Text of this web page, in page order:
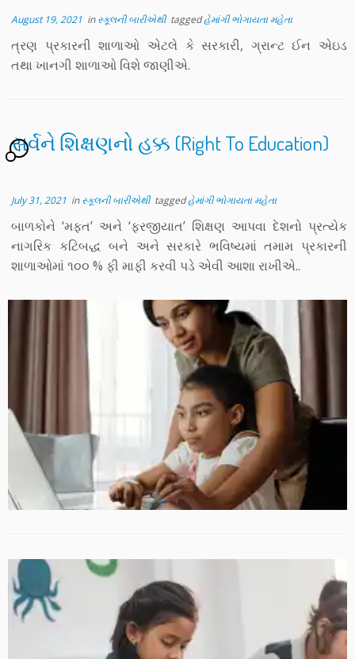
August 19, 2021 inસ્કૂલની બારીએથી taggedહેમાંગી ભોગાયતા મહેતા
ત્રણ પ્રકારની શાળાઓ એટલે કે સરકારી, ગ્રાન્ટ ઈન એઇડ
તથા ખાનગી શાળાઓ વિશે જાણીએ.
સર્વને શિક્ષણનો હક્ક (Right To Education)
1
July 31, 2021 inસ્કૂલની બારીએથી taggedહેમાંગી ભોગાયતા મહેતા
બાળકોને ‘મફત’ અને ‘ફરજીયાત’ શિક્ષણ આપવા દેશનો પ્રત્યેક
નાગરિક કટિબદ્ધ બને અને સરકારે ભવિષ્યમાં તમામ પ્રકારની
શાળાઓમાં ૧૦૦ % ફી માફી કરવી પડે એવી આશા રાખીએ..